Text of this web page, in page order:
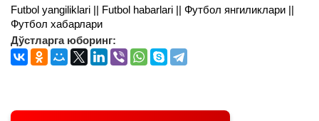
Futbol yangiliklari || Futbol habarlari || Футбол янгиликлари ||
Футбол хабарлари
Дўстларга юборинг: